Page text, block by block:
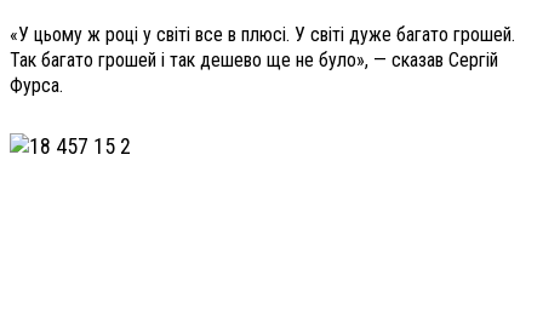
«У цьому ж році у світі все в плюсі. У світі дуже багато грошей.
Так багато грошей і так дешево ще не було», — сказав Сергій
Фурса.